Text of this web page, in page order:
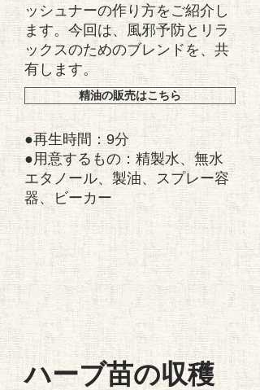
ッシュナーの作り方をご紹介し
ます。今回は、風邪予防とリラ
ックスのためのブレンドを、共
有します。
精油の販売はこちら
●再生時間：9分
●用意するもの：精製水、無水
エタノール、製油、スプレー容
器、ビーカー
ハーブ苗の収穫